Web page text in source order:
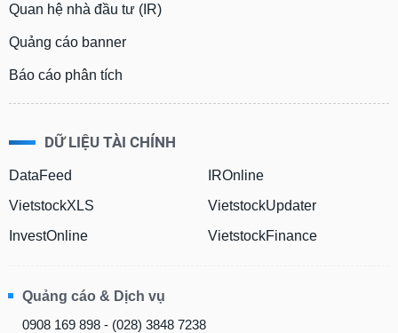
Quan hệ nhà đầu tư (IR)
Quảng cáo banner
Báo cáo phân tích
DỮ LIỆU TÀI CHÍNH
DataFeed
VietstockXLS
InvestOnline
IROnline
VietstockUpdater
VietstockFinance
Quảng cáo & Dịch vụ
0908 169 898 - (028) 3848 7238